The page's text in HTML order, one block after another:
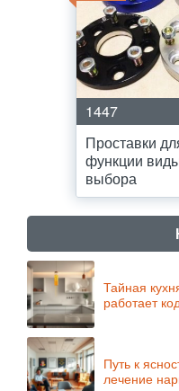
1447
Проставки
функции
выбора
Тайная
работает
Путь к
лечение